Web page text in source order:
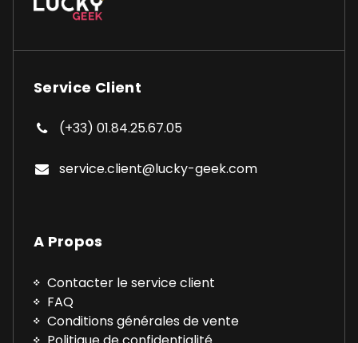
Service Client
(+33) 01.84.25.67.05
service.client@lucky-geek.com
A Propos
Contacter le service client
FAQ
Conditions générales de vente